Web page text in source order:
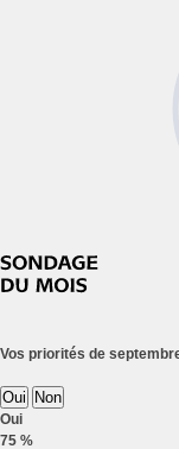
Vos priorités de
Oui Non
Oui
75 %